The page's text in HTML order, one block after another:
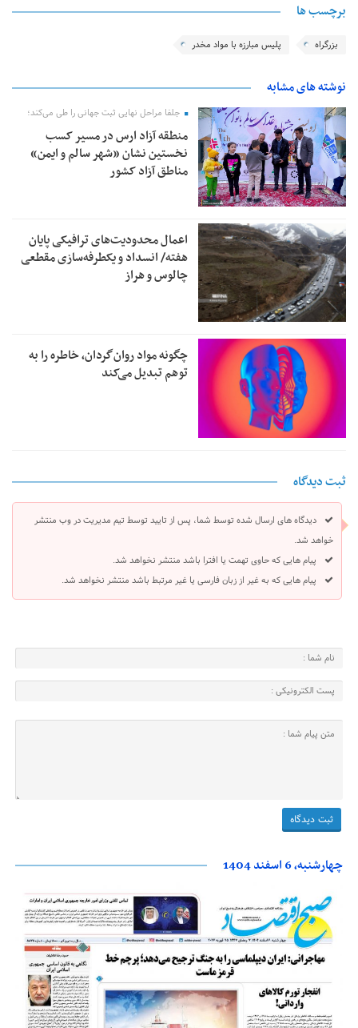
برچسب ها
بزرگراه پلیس مبارزه با مواد مخدر
نوشته های مشابه
جلفا مراحل نهایی ثبت جهانی را طی می‌کند؛
منطقه آزاد ارس در مسیر کسب
نخستین نشان «شهر سالم و ایمن»
مناطق آزاد کشور
اعمال محدودیت‌های ترافیکی پایان
هفته/ انسداد و یکطرفه‌سازی مقطعی
چالوس و هراز
چگونه مواد روان‌گردان، خاطره را به
توهم تبدیل می‌کند
ثبت دیدگاه
دیدگاه های ارسال شده توسط شما، پس از تایید توسط تیم مدیریت در وب منتشر
خواهد شد.
پیام هایی که حاوی تهمت یا افترا باشد منتشر نخواهد شد.
پیام هایی که به غیر از زبان فارسی یا غیر مرتبط باشد منتشر نخواهد شد.
چهارشنبه، 6 اسفند 1404